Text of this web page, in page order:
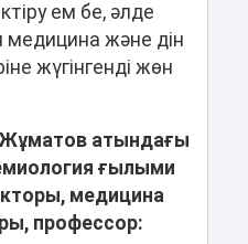
ем бе, әлде
медицина және дін
жүгінгенді жөн
атындағы
ғылыми
медицина
профессор: